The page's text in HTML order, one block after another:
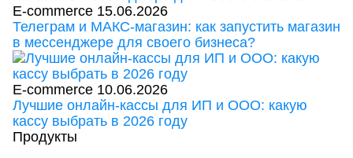
E-commerce 15.06.2026
Телеграм и МАКС-магазин: как запустить магазин
в мессенджере для своего бизнеса?
E-commerce 10.06.2026
Лучшие онлайн-кассы для ИП и ООО: какую
кассу выбрать в 2026 году
Продукты